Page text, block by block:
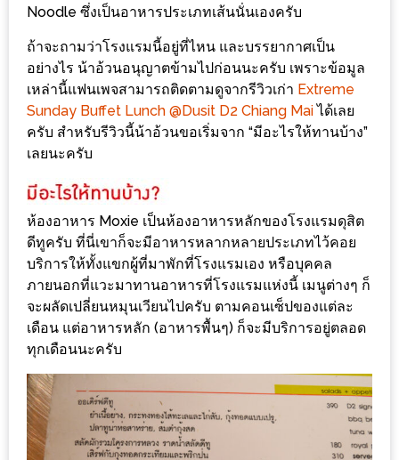
ลอง
16
ร้าน
อร่อย
ที่
ต้อง
มา
ลอง
ถนน
คน
เดิน
วัน
อาทิตย์
ท่าแพ
CART
Noodle ซึ่งเป็นอาหารประเภทเส้นนั่นเองครับ
ถ้าจะถามว่าโรงแรมนี้อยู่ที่ไหน และบรรยากาศเป็น
อย่างไร น้าอ้วนอนุญาตข้ามไปก่อนนะครับ เพราะข้อมูล
เหล่านี้แฟนเพจสามารถติดตามดูจากรีวิวเก่า Extreme
Sunday Buffet Lunch @Dusit D2 Chiang Maiได้เลย
ครับ สำหรับรีวิวนี้น้าอ้วนขอเริ่มจาก “มีอะไรให้ทานบ้าง”
เลยนะครับ
ห้องอาหาร Moxie เป็นห้องอาหารหลักของโรงแรมดุสิต
ดีทูครับ ที่นี่เขาก็จะมีอาหารหลากหลายประเภทไว้คอย
บริการให้ทั้งแขกผู้ที่มาพักที่โรงแรมเอง หรือบุคคล
ภายนอกที่แวะมาทานอาหารที่โรงแรมแห่งนี้ เมนูต่างๆ ก็
จะผลัดเปลี่ยนหมุนเวียนไปครับ ตามคอนเซ็ปของแต่ละ
เดือน แต่อาหารหลัก (อาหารพื้นๆ) ก็จะมีบริการอยู่ตลอด
ทุกเดือนนะครับ